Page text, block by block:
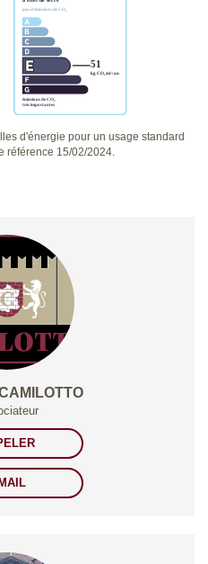
d'énergie pour un usage standard
référence 15/02/2024.